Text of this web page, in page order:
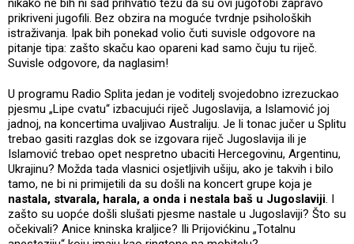
nikako ne bih ni sad prihvatio tezu da su ovi jugofobi zapravo
prikriveni jugofili. Bez obzira na moguće tvrdnje psiholoških
istraživanja. Ipak bih ponekad volio čuti suvisle odgovore na
pitanje tipa: zašto skaču kao opareni kad samo čuju tu riječ.
Suvisle odgovore, da naglasim!
U programu Radio Splita jedan je voditelj svojedobno izrezuckao
pjesmu „Lipe cvatu“ izbacujući riječ Jugoslavija, a Islamović joj
jadnoj, na koncertima uvaljivao Australiju. Je li tonac jučer u Splitu
trebao gasiti razglas dok se izgovara riječ Jugoslavija ili je
Islamović trebao opet nespretno ubaciti Hercegovinu, Argentinu,
Ukrajinu? Možda tada vlasnici osjetljivih ušiju, ako je takvih i bilo
tamo, ne bi ni primijetili da su došli na koncert grupe koja je
nastala, stvarala, harala, a onda i nestala baš u Jugoslaviji. I
zašto su uopće došli slušati pjesme nastale u Jugoslaviji? Što su
očekivali? Anice kninska kraljice? Ili Prijovićkinu „Totalnu